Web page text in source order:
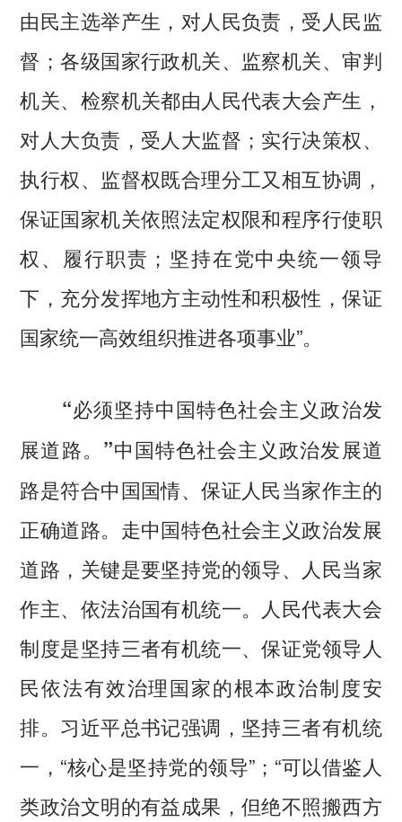
由民主选举产生，对人民负责，受人民监
督；各级国家行政机关、监察机关、审判
机关、检察机关都由人民代表大会产生，
对人大负责，受人大监督；实行决策权、
执行权、监督权既合理分工又相互协调，
保证国家机关依照法定权限和程序行使职
权、履行职责；坚持在党中央统一领导
下，充分发挥地方主动性和积极性，保证
国家统一高效组织推进各项事业”。
“必须坚持中国特色社会主义政治发
展道路。”中国特色社会主义政治发展道
路是符合中国国情、保证人民当家作主的
正确道路。走中国特色社会主义政治发展
道路，关键是要坚持党的领导、人民当家
作主、依法治国有机统一。人民代表大会
制度是坚持三者有机统一、保证党领导人
民依法有效治理国家的根本政治制度安
排。习近平总书记强调，坚持三者有机统
一，“核心是坚持党的领导”；“可以借鉴人
类政治文明的有益成果，但绝不照搬西方